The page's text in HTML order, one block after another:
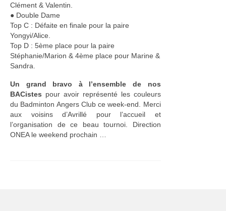
Clément & Valentin.
● Double Dame
Top C : Défaite en finale pour la paire
Yongyi/Alice.
Top D : 5ème place pour la paire
Stéphanie/Marion & 4ème place pour Marine &
Sandra.
Un grand bravo à l’ensemble de nos
BACistes pour avoir représenté les couleurs
du Badminton Angers Club ce week-end. Merci
aux voisins d’Avrillé pour l’accueil et
l’organisation de ce beau tournoi. Direction
ONEA le weekend prochain …